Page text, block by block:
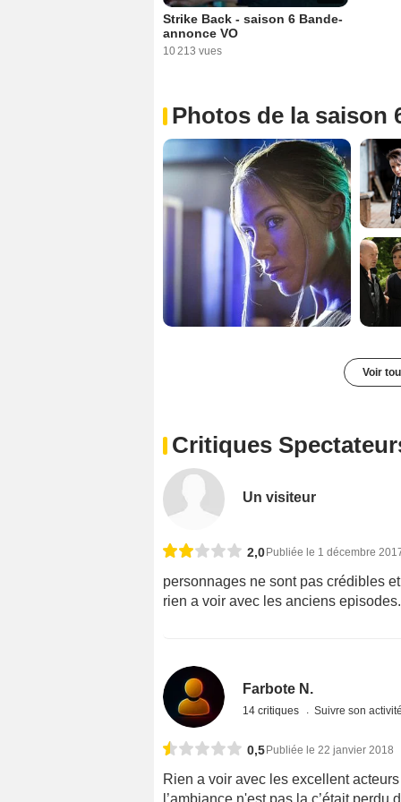
Strike Back - saison 6 Bande-
annonce VO
10 213 vues
Photos de la saison
Voir
Critiques
Un visiteur
2,0Publiée le 1 décembre
personnages ne sont pas crédibles
rien a voir avec les anciens
Farbote N.
14 critiques Suivre son
0,5Publiée le 22 janvier 2018
Rien a voir avec les excellent
l’ambiance n'est pas la c’était